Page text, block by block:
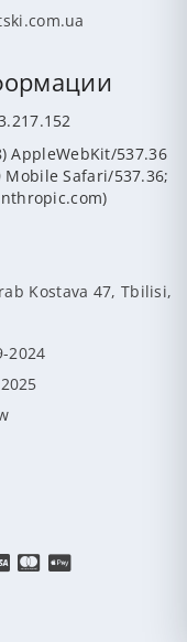
AppleWebKit/537.36
Mobile Safari/537.36;
Kostava 47, Tbilisi,
2024